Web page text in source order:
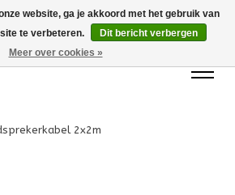
20 71777
2x2m
website, ga je akkoord met het gebruik van
te verbeteren.
Dit bericht verbergen
Meer over cookies »